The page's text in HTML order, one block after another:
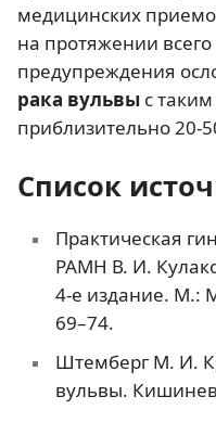
медицинских
на протяжении
предупреждения
рака вульвы с
приблизительно 20-
Список
Практическая
РАМН В. И.
4-е издание. М.:
69–74.
Штемберг М. И.
вульвы.